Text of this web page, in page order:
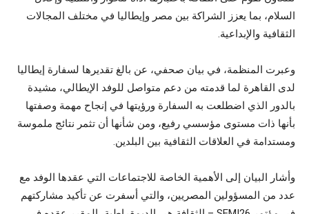
السلام، بما يعزز الشراكة بين مصر وإيطاليا في مختلف المجالات
الثقافية والإبداعية.
وعبرت المنظمة، في بيان صحفي، عن بالغ تقديرها لسفارة إيطاليا
لدى القاهرة لما قدمته من دعم متواصل للوفد الإيطالي، مشيدة
بالدور الذي اضطلعت به السفارة ورؤيتها في إنجاح مهمة وصفتها
بأنها ذات مستوى مؤسسي رفيع، ومن شأنها أن تثمر نتائج ملموسة
ومستدامة في العلاقات الثقافية بين البلدين.
وأشار البيان إلى الأهمية الخاصة للاجتماعات التي عقدها الوفد مع
عدد من المسؤولين المصريين، والتي أسفرت عن تأكيد مشاركتهم